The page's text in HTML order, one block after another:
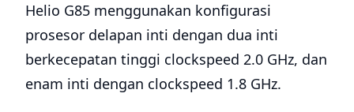
Helio G85 menggunakan konfigurasi
prosesor delapan inti dengan dua inti
berkecepatan tinggi clockspeed 2.0 GHz, dan
enam inti dengan clockspeed 1.8 GHz.